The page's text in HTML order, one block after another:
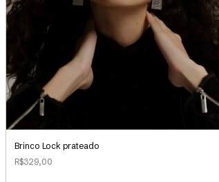
Brinco Lock prateado
R$329,00